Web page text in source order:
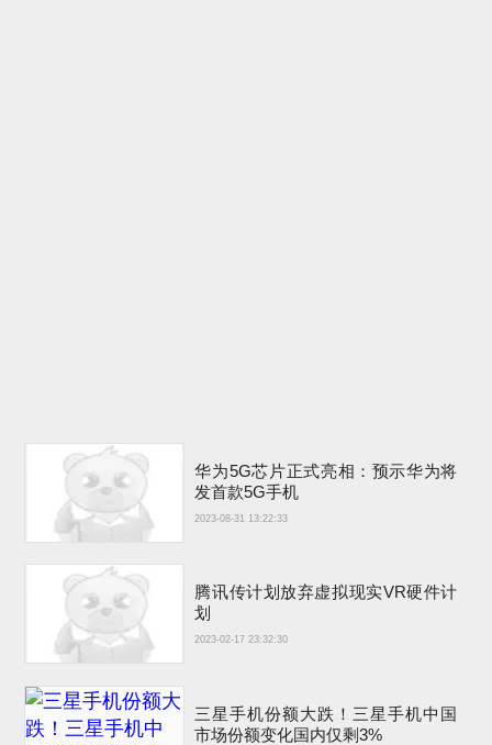
华为5G芯片正式亮相：预示华为将
发首款5G手机
2023-08-31 13:22:33
腾讯传计划放弃虚拟现实VR硬件计
划
2023-02-17 23:32:30
三星手机份额大跌！三星手机中国
市场份额变化国内仅剩3%